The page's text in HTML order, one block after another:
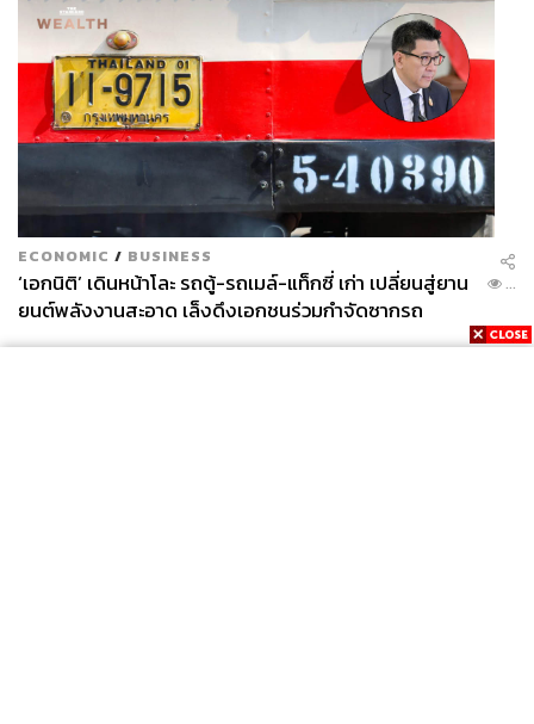
ECONOMIC / BUSINESS
‘เอกนิติ’ เดินหน้าโละ รถตู้-รถเมล์-แท็กซี่ เก่า เปลี่ยนสู่ยาน
ยนต์พลังงานสะอาด เล็งดึงเอกชนร่วมกำจัดซากรถ
...